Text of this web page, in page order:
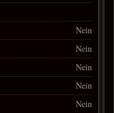
Nein
Nein
Nein
Nein
Nein